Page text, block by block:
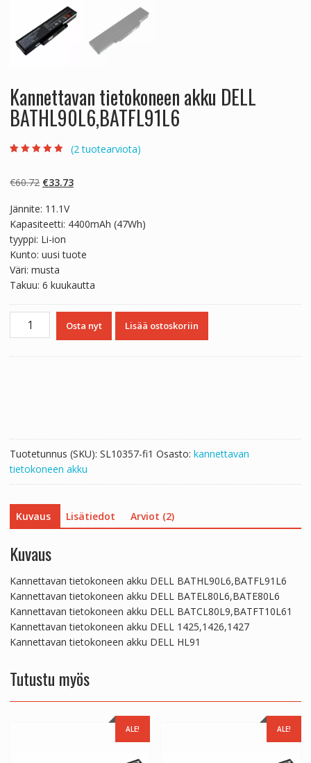
Kannettavan tietokoneen akku DELL
BATHL90L6,BATFL91L6
asiakkaan
(2tuotearviota)
€60.72 Alkuperäinen
oli:
€60.72.
€33.73Nykyinen
€33.73.
Jännite: 11.1V
Kapasiteetti: 4400mAh (47Wh)
tyyppi: Li-ion
Kunto: uusi tuote
Väri: musta
Takuu: 6 kuukautta
Kannettavan
tietokoneen
Osta nyt Lisää ostoskoriin
Tuotetunnus (SKU): SL10357-fi1 Osasto: kannettavan
tietokoneen akku
Kuvaus Lisätiedot Arviot (2)
Kuvaus
Kannettavan tietokoneen akku DELL BATHL90L6,BATFL91L6
Kannettavan tietokoneen akku DELL BATEL80L6,BATE80L6
Kannettavan tietokoneen akku DELL BATCL80L9,BATFT10L61
Kannettavan tietokoneen akku DELL 1425,1426,1427
Kannettavan tietokoneen akku DELL HL91
Tutustu myös
ALE! ALE!